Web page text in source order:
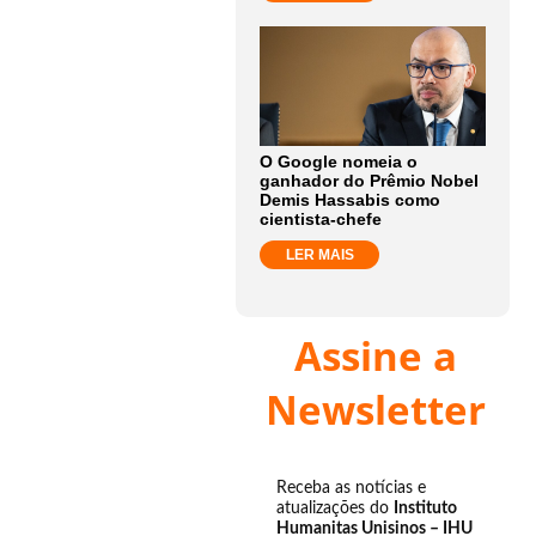
O Google nomeia o
ganhador do Prêmio Nobel
Demis Hassabis como
cientista-chefe
LER MAIS
Assine a
Newsletter
Receba as notícias e
atualizações do Instituto
Humanitas Unisinos – IHU